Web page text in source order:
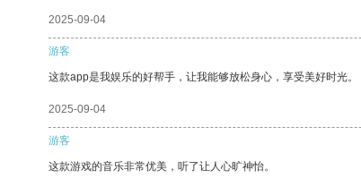
2025-09-04
游客
这款app是我娱乐的好帮手，让我能够放松身心，享受美好时光。
2025-09-04
游客
这款游戏的音乐非常优美，听了让人心旷神怡。